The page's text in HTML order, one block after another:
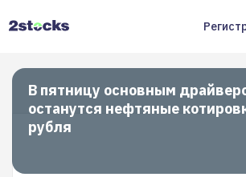
В пятницу основным
останутся нефтяные
рубля